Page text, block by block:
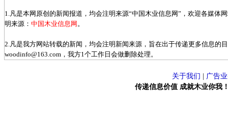
1.凡是本网原创的新闻报道，均会注明来源“中国木业信息网”，欢迎各媒体
明来源： 中国木业信息网 。
2.凡是我方网站转载的新闻，均会注明新闻来源，旨在出于传递更多信息的
woodinfo@163.com，我方1个工作日会做删除处理。
关于我们
广告
传递信息价值 成就木业你我